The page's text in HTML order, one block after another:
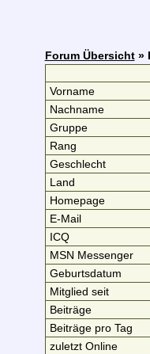
Forum Übersicht»
Vorname
Nachname
Gruppe
Rang
Geschlecht
Land
Homepage
E-Mail
ICQ
MSN Messenger
Geburtsdatum
Mitglied seit
Beiträge
Beiträge pro Tag
zuletzt Online